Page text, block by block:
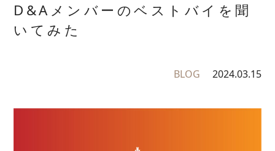
D&Aメンバーのベストバイを聞
いてみた
BLOG 2024.03.15